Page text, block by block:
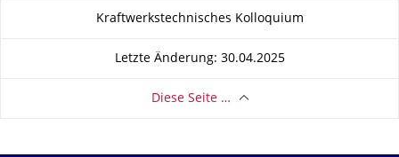
Zu dieser SeiteKraftwerkstechnisches Kolloquium
Letzte Änderung: 30.04.2025
Diese Seite …